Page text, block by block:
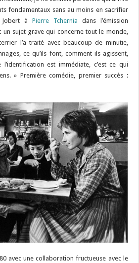
fondamentaux sans au moins en sacrifier
à Pierre Tchernia dans l’émission
un sujet grave qui concerne tout le monde,
l’a traité avec beaucoup de minutie,
ce qu’ils font, comment ils agissent,
est immédiate, c’est ce qui
» Première comédie, premier succès :
avec une collaboration fructueuse avec le